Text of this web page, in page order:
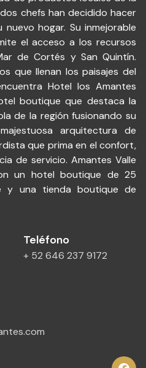
chefs han decidido hacer
hogar. Su inmejorable
el acceso a los recursos
de Cortés y San Quintín.
que llenan los paisajes del
Hotel los Amantes
boutique que destaca la
de la región fusionando su
arquitectura de
que prima en el confort,
de servicio. Amantes Valle
un hotel boutique de 25
y una tienda boutique de
Teléfono
+ 52 646 237 9172